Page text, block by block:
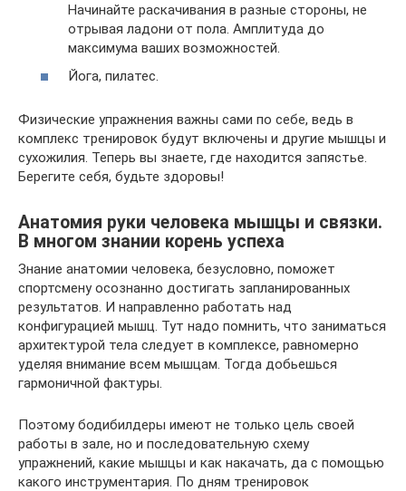
Начинайте раскачивания в разные стороны, не
отрывая ладони от пола. Амплитуда до
максимума ваших возможностей.
Йога, пилатес.
Физические упражнения важны сами по себе, ведь в
комплекс тренировок будут включены и другие мышцы и
сухожилия. Теперь вы знаете, где находится запястье.
Берегите себя, будьте здоровы!
Анатомия руки человека мышцы и связки.
В многом знании корень успеха
Знание анатомии человека, безусловно, поможет
спортсмену осознанно достигать запланированных
результатов. И направленно работать над
конфигурацией мышц. Тут надо помнить, что заниматься
архитектурой тела следует в комплексе, равномерно
уделяя внимание всем мышцам. Тогда добьешься
гармоничной фактуры.
Поэтому бодибилдеры имеют не только цель своей
работы в зале, но и последовательную схему
упражнений, какие мышцы и как накачать, да с помощью
какого инструментария. По дням тренировок